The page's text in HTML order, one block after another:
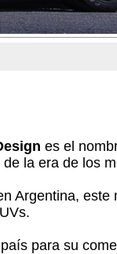
es el
la era de los
Argentina, este
para su